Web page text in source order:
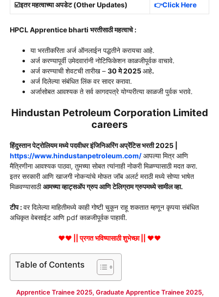
☑️इतर महत्वाच्या अपडेट (Other Updates) 👉Click Here
HPCL Apprentice bharti भरतीसाठी महत्वाचे :
या भरतीकरिता अर्ज ऑनलाईन पद्धतीने करायचा आहे.
अर्ज करण्यापूर्वी उमेदवारांनी नोटिफिकेशन काळजीपूर्वक वाचावे.
अर्ज करण्याची शेवटची तारीख – 30 मे 2025आहे.
अर्ज दिलेल्या संबंधित लिंक वर सादर करावा.
अर्जासोबत आवश्यक ते सर्व कागदपत्रे योग्यरीत्या काळजी पुर्वक भरावे.
Hindustan Petroleum Corporation Limited
careers
हिंदुस्तान पेट्रोलियम मध्ये पदवीधर इंजिनिअरिंग अप्रेंटिस भरती 2025 |
https://www.hindustanpetroleum.com/ आपल्या मित्र आणि
मैत्रिणीना आवश्यक पाठवा, तुमच्या सोबत त्यांनाही नोकरी मिळण्यासाठी मदत करा.
इतर सरकारी आणि खाजगी नोकऱ्यांचे मोफत जॉब अलर्ट मराठी मध्ये सोप्या भाषेत
मिळवण्यासाठीआमच्या व्हाट्सअ‍ॅप ग्रुप आणि टेलिग्राम ग्रुपमध्ये सामील व्हा.
टीप :वर दिलेल्या माहितीमध्ये काही गोष्टी चुकून राहू शकतात म्हणून कृपया संबंधित
अधिकृत वेबसाईट आणि pdf काळजीपूर्वक पाहावी.
♥♥ || प्रगत भविष्यासाठी शुभेच्छा || ♥♥
Table of Contents
Apprentice Trainee 2025, Graduate Apprentice Trainee 2025,